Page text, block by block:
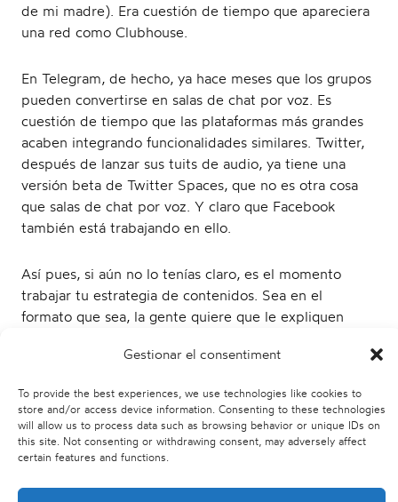
Gestionar el consentiment
To provide the best experiences, we use technologies like cookies to
store and/or access device information. Consenting to these technologies
will allow us to process data such as browsing behavior or unique IDs on
this site. Not consenting or withdrawing consent, may adversely affect
certain features and functions.
de mi madre). Era cuestión de tiempo que apareciera
una red como Clubhouse.
En Telegram, de hecho, ya hace meses que los grupos
pueden convertirse en salas de chat por voz. Es
cuestión de tiempo que las plataformas más grandes
acaben integrando funcionalidades similares. Twitter,
después de lanzar sus tuits de audio, ya tiene una
versión beta de Twitter Spaces, que no es otra cosa
que salas de chat por voz. Y claro que Facebook
también está trabajando en ello.
Así pues, si aún no lo tenías claro, es el momento
trabajar tu estrategia de contenidos. Sea en el
formato que sea, la gente quiere que le expliquen
intereses, pero, sobre todo, con su necesidad de